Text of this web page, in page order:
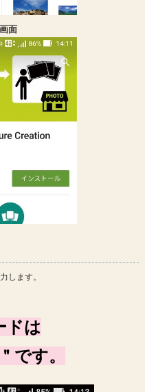
面
します。
ドは
です。